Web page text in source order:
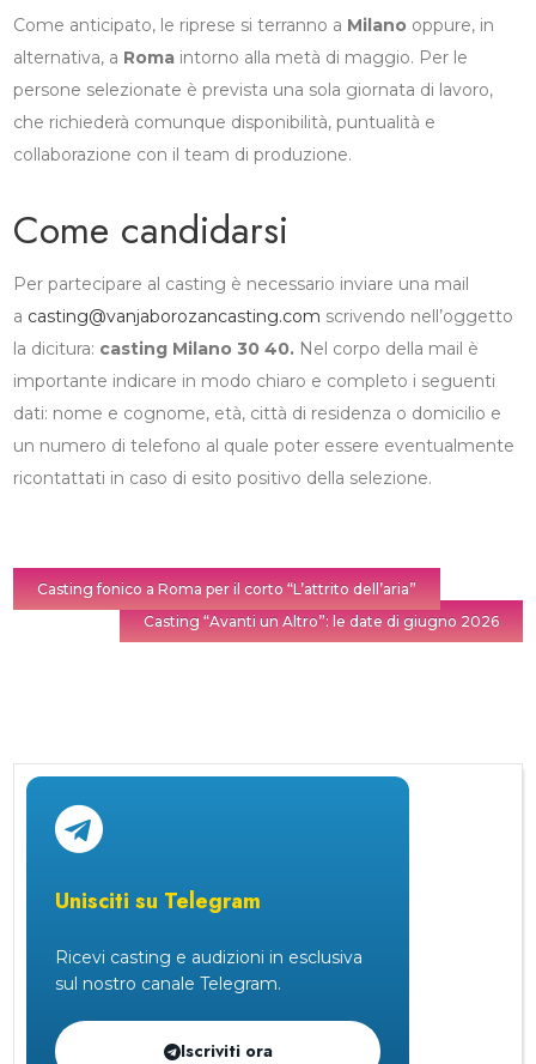
Come anticipato, le riprese si terranno a Milano oppure, in
alternativa, a Roma intorno alla metà di maggio. Per le
persone selezionate è prevista una sola giornata di lavoro,
che richiederà comunque disponibilità, puntualità e
collaborazione con il team di produzione.
Come candidarsi
Per partecipare al casting è necessario inviare una mail
a casting@vanjaborozancasting.com scrivendo nell’oggetto
la dicitura: casting Milano 30 40. Nel corpo della mail è
importante indicare in modo chiaro e completo i seguenti
dati: nome e cognome, età, città di residenza o domicilio e
un numero di telefono al quale poter essere eventualmente
ricontattati in caso di esito positivo della selezione.
Casting fonico a Roma per il corto “L’attrito dell’aria”
Casting “Avanti un Altro”: le date di giugno 2026
Unisciti su Telegram
Ricevi casting e audizioni in esclusiva
sul nostro canale Telegram.
Iscriviti ora